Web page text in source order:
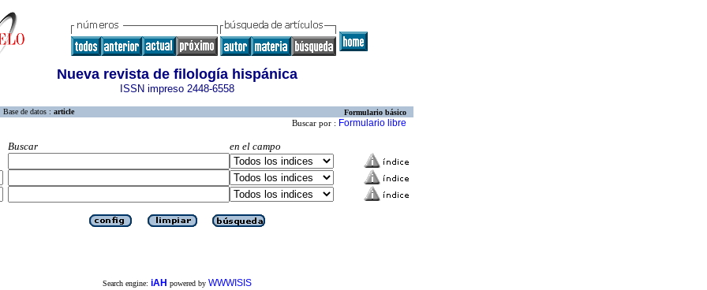
Nueva revista de filología hispánica
ISSN impreso 2448-6558
Base de datos : article Formulario básico
Buscar por : Formulario libre
Buscar
en el campo
Search engine: iAH powered by WWWISIS